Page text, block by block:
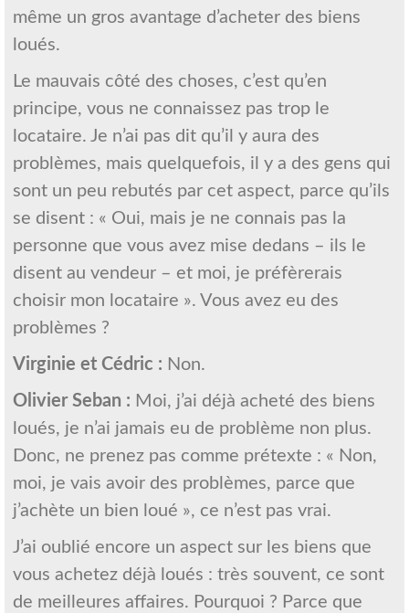
même un gros avantage d’acheter des biens
loués.
Le mauvais côté des choses, c’est qu’en
principe, vous ne connaissez pas trop le
locataire. Je n’ai pas dit qu’il y aura des
problèmes, mais quelquefois, il y a des gens qui
sont un peu rebutés par cet aspect, parce qu’ils
se disent : « Oui, mais je ne connais pas la
personne que vous avez mise dedans – ils le
disent au vendeur – et moi, je préfèrerais
choisir mon locataire ». Vous avez eu des
problèmes ?
Virginie et Cédric : Non.
Olivier Seban : Moi, j’ai déjà acheté des biens
loués, je n’ai jamais eu de problème non plus.
Donc, ne prenez pas comme prétexte : « Non,
moi, je vais avoir des problèmes, parce que
j’achète un bien loué », ce n’est pas vrai.
J’ai oublié encore un aspect sur les biens que
vous achetez déjà loués : très souvent, ce sont
de meilleures affaires. Pourquoi ? Parce que